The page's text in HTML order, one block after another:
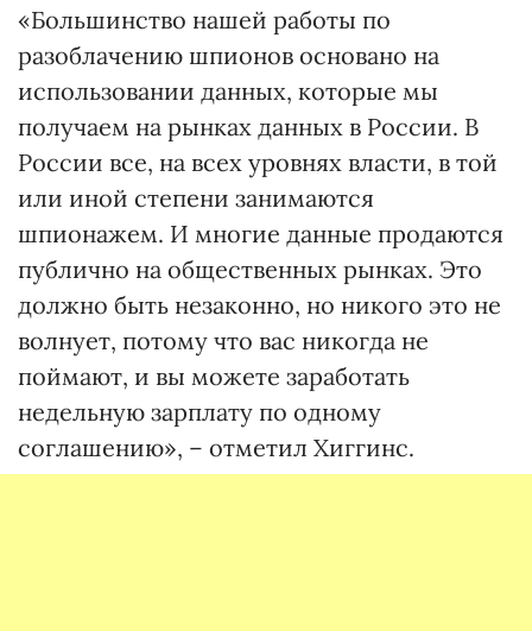
«Большинство нашей работы по
разоблачению шпионов основано на
использовании данных, которые мы
получаем на рынках данных в России. В
России все, на всех уровнях власти, в той
или иной степени занимаются
шпионажем. И многие данные продаются
публично на общественных рынках. Это
должно быть незаконно, но никого это не
волнует, потому что вас никогда не
поймают, и вы можете заработать
недельную зарплату по одному
соглашению», – отметил Хиггинс.